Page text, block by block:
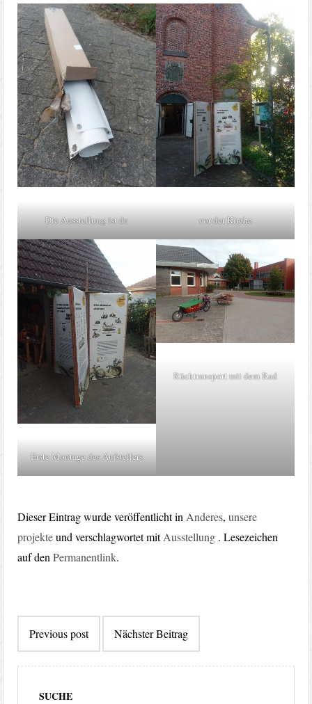
Die Ausstellung ist da vor der Kirche
Erste Montage des Aufstellers
Rücktransport mit dem Rad
Dieser Eintrag wurde veröffentlicht in Anderes,unsere
projekteund verschlagwortet mitAusstellung . Lesezeichen
auf denPermanentlink.
Previous post Nächster Beitrag
SUCHE